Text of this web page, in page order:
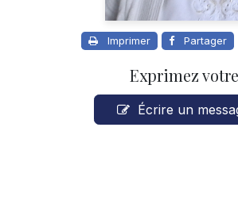
Imprimer Partager
Exprimez
Écrire un